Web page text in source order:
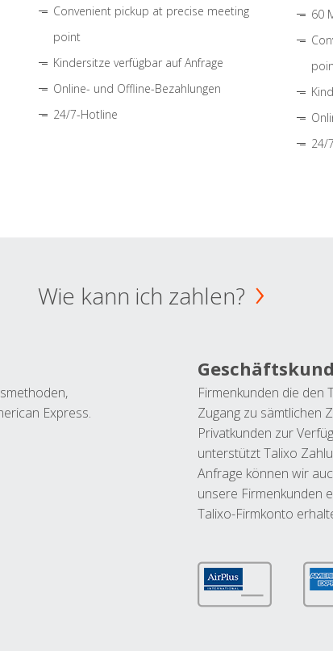
Convenient pickup at precise meeting
point
Kindersitze verfügbar auf Anfrage
Online- und Offline-Bezahlungen
24/7-Hotline
60
24/
Wie kann ich zahlen?
Express.
Firmenkunden die den
Zugang zu sämtlichen
Privatkunden zur
unterstützt Talixo
Anfrage können wir
unsere Firmenkunden
Talixo-Firmkonto